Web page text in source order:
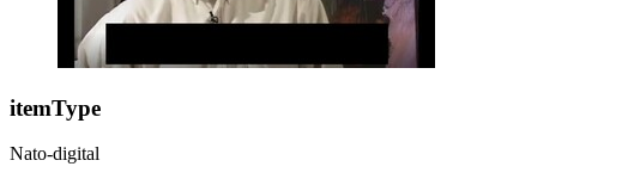
itemType
Nato-digital